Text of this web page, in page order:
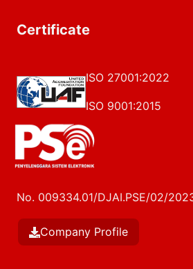
Certificate
ISO 27001:2022
ISO 9001:2015
No. 009334.01/DJAI.PSE/02/
Company Profile